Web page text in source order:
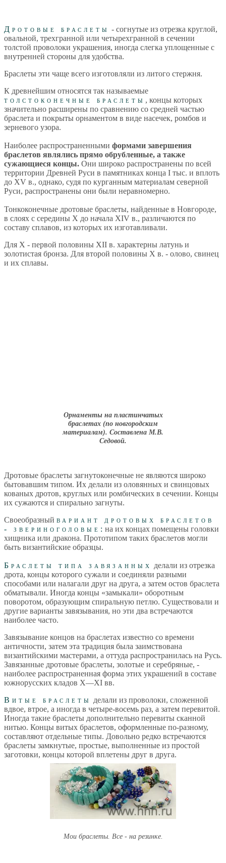
Дротовые браслеты - согнутые из отрезка круглой,
овальной, трехгранной или четырехгранной в сечении
толстой проволоки украшения, иногда слегка уплощенные с
внутренней стороны для удобства.
Браслеты эти чаще всего изготовляли из литого стержня.
К древнейшим относятся так называемые
толстоконечные браслеты , концы которых
значительно расширены по сравнению со средней частью
браслета и покрыты орнаментом в виде насечек, ромбов и
зерневого узора.
Наиболее распространенными формами завершения
браслетов являлись прямо обрубленные, а также
сужающиеся концы. Они широко распространены по всей
территории Древней Руси в памятниках конца I тыс. и вплоть
до XV в., однако, судя по курганным материалам северной
Руси, распространены они были неравномерно.
Тонкоконечные дротовые браслеты, найденные в Новгороде,
в слоях с середины X до начала XIV в., различаются по
составу сплавов, из которых их изготавливали.
Для X - первой половины XII в. характерны латунь и
золотистая бронза. Для второй половины X в. - олово, свинец
и их сплавы.
Орнаменты на пластинчатых
браслетах (по новгородским
материалам). Составлена М.В.
Седовой.
Дротовые браслеты загнутоконечные не являются широко
бытовавшим типом. Их делали из оловянных и свинцовых
кованых дротов, круглых или ромбических в сечении. Концы
их сужаются и спирально загнуты.
Своеобразный вариант дротовых браслетов
- звериноголовые: на их концах помещены головки
хищника или дракона. Прототипом таких браслетов могли
быть византийские образцы.
Браслеты типа завязанных делали из отрезка
дрота, концы которого сужали и соединяли разными
способами или налагали друг на друга, а затем остов браслета
обматывали. Иногда концы «замыкали» оборотным
поворотом, образующим спиральную петлю. Существовали и
другие варианты завязывания, но эти два встречаются
наиболее часто.
Завязывание концов на браслетах известно со времени
античности, затем эта традиция была заимствована
византийскими мастерами, а оттуда распространилась на Русь.
Завязанные дротовые браслеты, золотые и серебряные, -
наиболее распространенная форма этих украшений в составе
южнорусских кладов X—XI вв.
Витые браслеты делали из проволоки, сложенной
вдвое, втрое, а иногда в четыре-восемь раз, а затем перевитой.
Иногда такие браслеты дополнительно перевиты сканной
нитью. Концы витых браслетов, оформленные по-разному,
составляют отдельные типы. Довольно редко встречаются
браслеты замкнутые, простые, выполненные из простой
заготовки, концы которой вплетены друг в друга.
Мои браслеты. Все - на резинке.